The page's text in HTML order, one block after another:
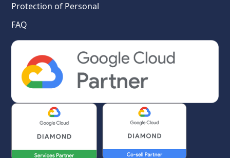
Protection of Personal
FAQ